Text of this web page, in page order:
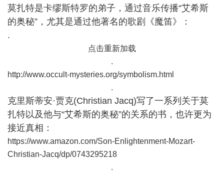
莫扎特是卡缪斯特罗的弟子，通过音乐传播“艾希斯
的奥秘”，尤其是通过他著名的歌剧《魔笛》：
.
点击重新加载
.
http://www.occult-mysteries.org/symbolism.html
.
克里斯蒂安·贾克(Christian Jacq)写了一系列关于莫
扎特以及他与“艾希斯的奥秘”的关系的书，也许更为
接近真相：
https://www.amazon.com/Son-Enlightenment-Mozart-
Christian-Jacq/dp/0743295218
.